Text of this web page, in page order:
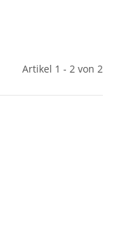
Artikel 1 - 2 von 2